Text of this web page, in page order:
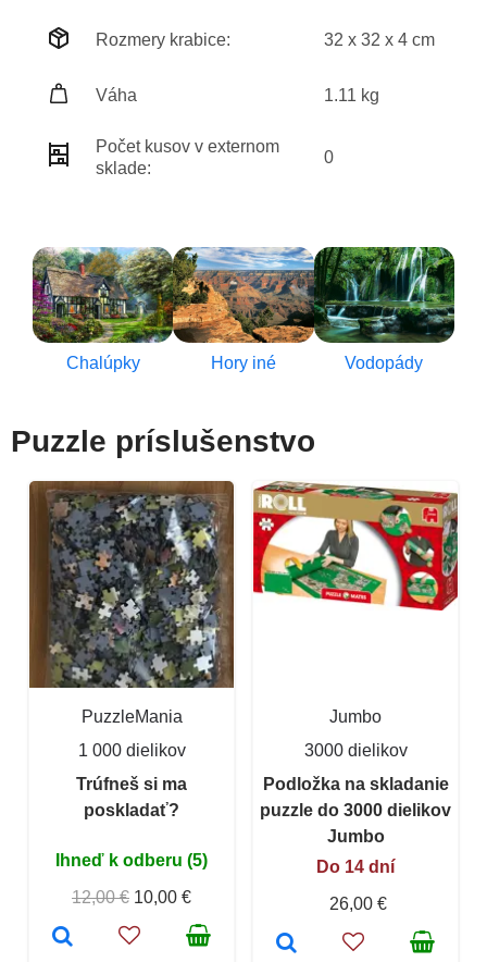
Rozmery krabice: 32 x 32 x 4 cm
Váha 1.11 kg
Počet kusov v externom
sklade:
0
Chalúpky Hory iné Vodopády
Puzzle príslušenstvo
PuzzleMania
1 000 dielikov
Trúfneš si ma
poskladať?
Ihneď k odberu (5)
12,00 € 10,00 €
Jumbo
3000 dielikov
Podložka na skladanie
puzzle do 3000 dielikov
Jumbo
Do 14 dní
26,00 €